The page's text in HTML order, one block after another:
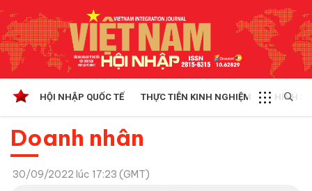
HỘI NHẬP QUỐC TẾ THỰC TIỄN KINH NGHIỆM CHÍNH
Doanh nhân
30/09/2022 lúc 17:23 (GMT)